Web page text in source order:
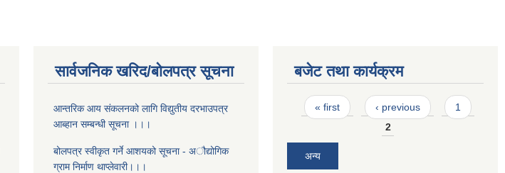
सार्वजनिक खरिद/बोलपत्र सूचना
आन्तरिक आय संकलनको लागि विद्युतीय दरभाउपत्र
आब्हान सम्बन्धी सूचना ।।।
बोलपत्र स्वीकृत गर्ने आशयको सूचना - अौद्योगिक
ग्राम निर्माण थाप्लेवारी।।।
बजेट तथा कार्यक्रम
Pages
« first ‹ previous
1
2
अन्य